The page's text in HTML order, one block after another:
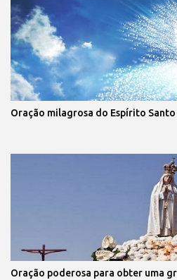
Oração milagrosa do Espírito Santo
Oração poderosa para obter uma